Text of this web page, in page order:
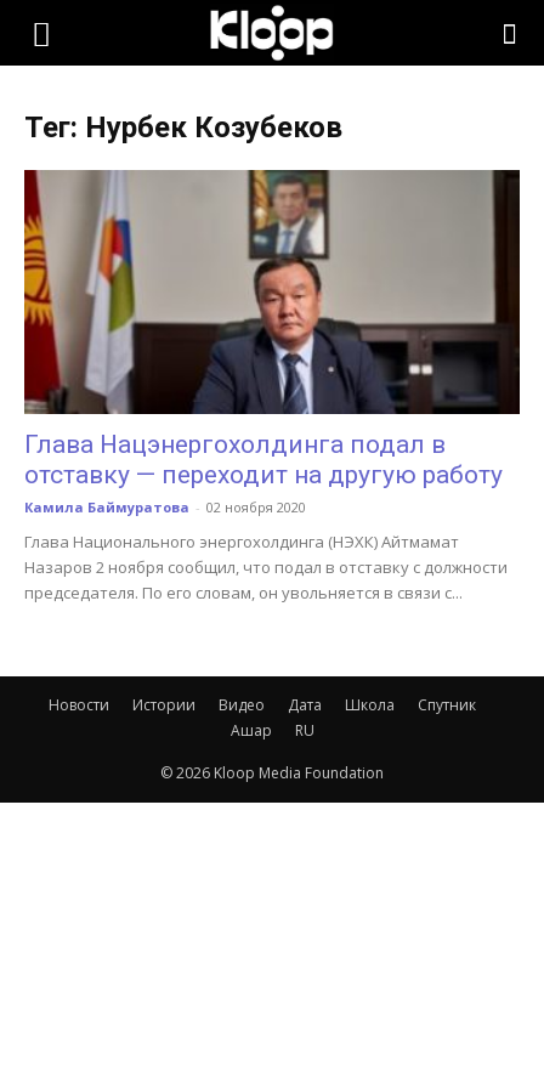
KLOOP.KG
Новости
Кыргызстана
Тег: Нурбек Козубеков
Глава Нацэнергохолдинга подал в
отставку — переходит на другую работу
Камила Баймуратова - 02 ноября 2020
Глава Национального энергохолдинга (НЭХК) Айтмамат
Назаров 2 ноября сообщил, что подал в отставку с должности
председателя. По его словам, он увольняется в связи с...
Новости Истории Видео Дата Школа
Спутник
Ашар
RU
© 2026 Kloop Media Foundation